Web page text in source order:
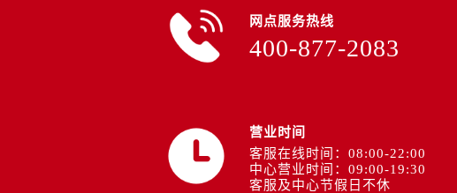
山西省阳泉市郊区平阳东街与新城大道交叉口
山西省运城市盐湖区河东街欧米茄售后服务中
山西省长治市潞州区英雄中路欧米茄售后服务
天津市和平区赤峰道136号天津国际金融中心
安徽省安庆市迎江区人民路欧米茄售后服务中
安徽省蚌埠市蚌山区淮河路欧米茄售后服务中
安徽省亳州市谯城区魏武大道欧米茄售后服务
网点服务热线
400-877-2083
营业时间
客服在线时间：08:00-22:00
中心营业时间：09:00-19:30
客服及中心节假日不休